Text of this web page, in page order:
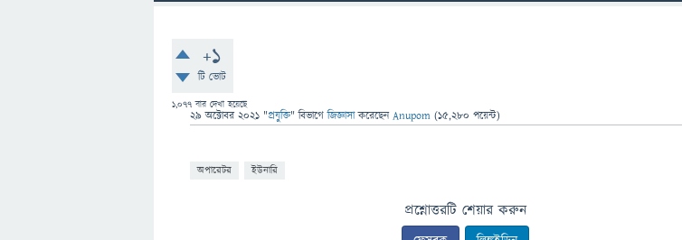
+1
টি ভোট
1,077 বার দেখা হয়েছে
29 অক্টোবর 2021 "প্রযুক্তি" বিভাগে জিজ্ঞাসাকরেছেনAnupom (15,280 পয়েন্ট)
অপারেটর ইউনারি
প্রশ্নোত্তরটি শেয়ার করুন